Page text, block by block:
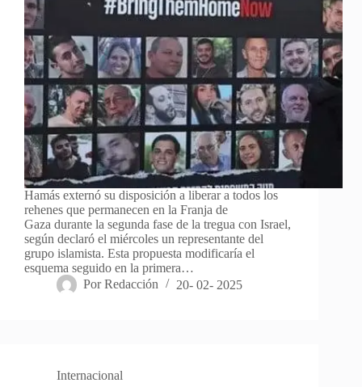
Hamás externó su disposición a liberar a todos los
rehenes que permanecen en la Franja de
Gaza durante la segunda fase de la tregua con Israel,
según declaró el miércoles un representante del
grupo islamista. Esta propuesta modificaría el
esquema seguido en la primera…
Por Redacción 20- 02- 2025
Internacional